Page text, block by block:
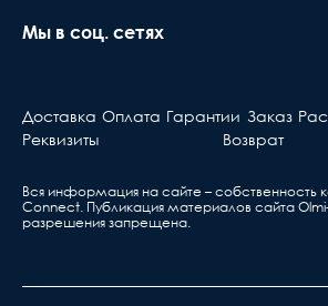
Мы в соц. сетях
Доставка Оплата Гарантии Заказ
Реквизиты
Возврат
Вся информация на сайте – собственность
Сonnect. Публикация материалов сайта
разрешения запрещена.